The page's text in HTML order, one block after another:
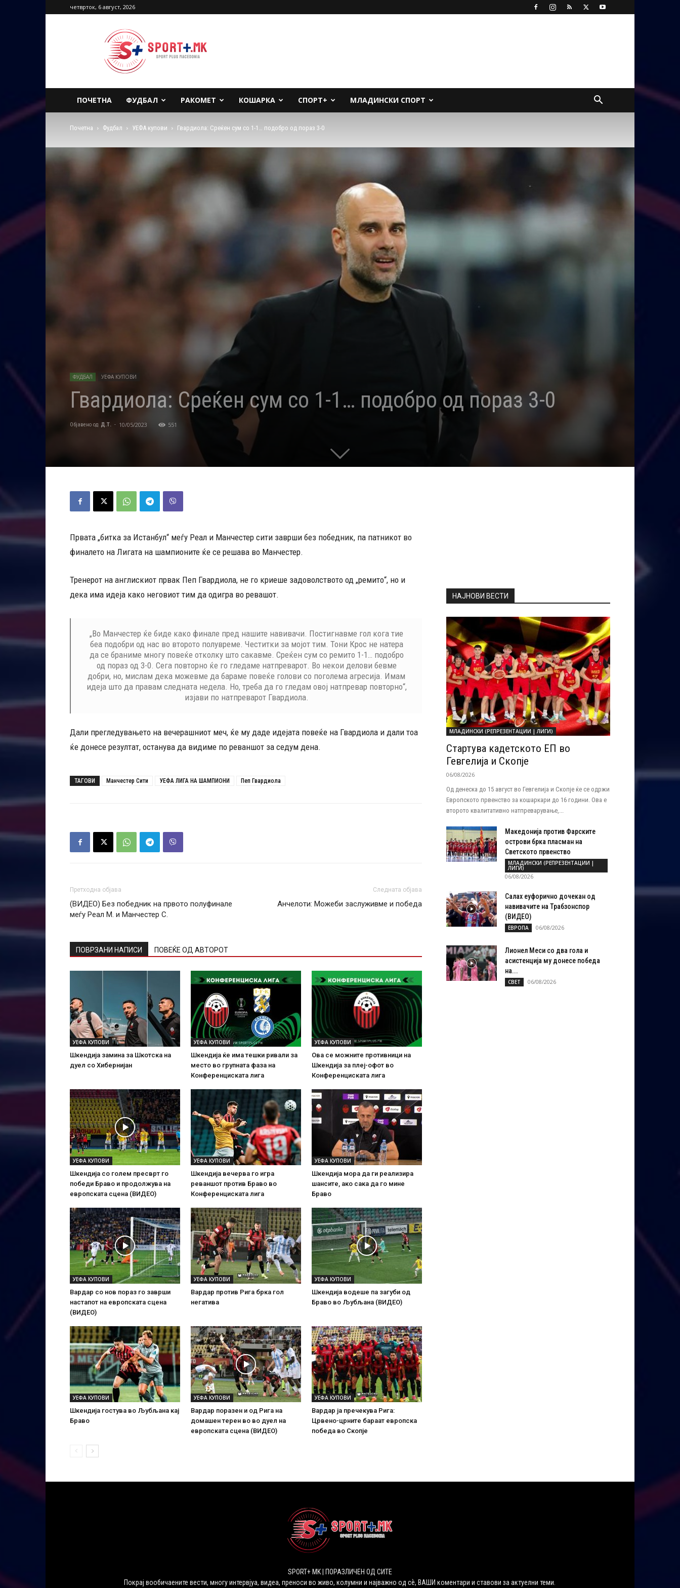
четврток, 6 август, 2026
Sport
Plus
Macedonia
ПОЧЕТНА ФУДБАЛ РАКОМЕТ КОШАРКА СПОРТ+ МЛАДИНСКИ СПОРТ
Почетна Фудбал УЕФА купови Гвардиола: Среќен сум со 1-1… подобро од пораз 3-0
ФУДБАЛ УЕФА КУПОВИ
Гвардиола: Среќен сум со 1-1… подобро од пораз 3-0
Објавено од Д.Т. - 10/05/2023 551
Првата „битка за Истанбул“ меѓу Реал и Манчестер сити заврши без победник, па патникот во
финалето на Лигата на шампионите ќе се решава во Манчестер.
Тренерот на англискиот првак Пеп Гвардиола, не го криеше задоволството од „ремито“, но и
дека има идеја како неговиот тим да одигра во ревашот.
„Во Манчестер ќе биде како финале пред нашите навивачи. Постигнавме гол кога тие
беа подобри од нас во второто полувреме. Честитки за мојот тим. Тони Крос не натера
да се браниме многу повеќе отколку што сакавме. Среќен сум со ремито 1-1… подобро
од пораз од 3-0. Сега повторно ќе го гледаме натпреварот. Во некои делови бевме
добри, но, мислам дека можевме да бараме повеќе голови со поголема агресија. Имам
идеја што да правам следната недела. Но, треба да го гледам овој натпревар повторно“,
изјави по натпреварот Гвардиола.
Дали прегледувањето на вечерашниот меч, ќе му даде идејата повеќе на Гвардиола и дали тоа
ќе донесе резултат, останува да видиме по реваншот за седум дена.
ТАГОВИ Манчестер Сити УЕФА ЛИГА НА ШАМПИОНИ Пеп Гвардиола
Претходна објава
(ВИДЕО) Без победник на првото полуфинале
меѓу Реал М. и Манчестер С.
Следната објава
Анчелоти: Можеби заслуживме и победа
ПОВРЗАНИ НАПИСИ ПОВЕЌЕ ОД АВТОРОТ
УЕФА КУПОВИ
Шкендија замина за Шкотска на
дуел со Хибернијан
УЕФА КУПОВИ
Шкендија ќе има тешки ривали за
место во групната фаза на
Конференциската лига
УЕФА КУПОВИ
Ова се можните противници на
Шкендија за плеј-офот во
Конференциската лига
УЕФА КУПОВИ
Шкендија со голем пресврт го
победи Браво и продолжува на
европската сцена (ВИДЕО)
УЕФА КУПОВИ
Шкендија вечерва го игра
реваншот против Браво во
Конференциската лига
УЕФА КУПОВИ
Шкендија мора да ги реализира
шансите, ако сака да го мине
Браво
УЕФА КУПОВИ
Вардар со нов пораз го заврши
настапот на европската сцена
(ВИДЕО)
УЕФА КУПОВИ
Вардар против Рига брка гол
негатива
УЕФА КУПОВИ
Шкендија водеше па загуби од
Браво во Љубљана (ВИДЕО)
УЕФА КУПОВИ
Шкендија гостува во Љубљана кај
Браво
УЕФА КУПОВИ
Вардар поразен и од Рига на
домашен терен во во дуел на
европската сцена (ВИДЕО)
УЕФА КУПОВИ
Вардар ја пречекува Рига:
Црвено-црните бараат европска
победа во Скопје
НАЈНОВИ ВЕСТИ
МЛАДИНСКИ (РЕПРЕЗЕНТАЦИИ | ЛИГИ)
Стартува кадетското ЕП во
Гевгелија и Скопје
06/08/2026
Од денеска до 15 август во Гевгелија и Скопје ќе се одржи
Европското првенство за кошаркари до 16 години. Ова е
второто квалитативно натпреварување,...
Македонија против Фарските
острови брка пласман на
Светското првенство
МЛАДИНСКИ (РЕПРЕЗЕНТАЦИИ |
ЛИГИ)
06/08/2026
Салах еуфорично дочекан од
навивачите на Трабзонспор
(ВИДЕО)
ЕВРОПА 06/08/2026
Лионел Меси со два гола и
асистенција му донесе победа
на...
СВЕТ 06/08/2026
SPORT+ MK | ПОРАЗЛИЧЕН ОД СИТЕ
Покрај вообичаените вести, многу интервјуа, видеа, преноси во живо, колумни и најважно од сѐ, ВАШИ коментари и ставови за актуелни теми.